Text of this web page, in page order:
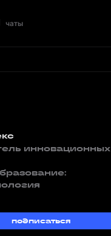
чаты
инновационных
подписаться